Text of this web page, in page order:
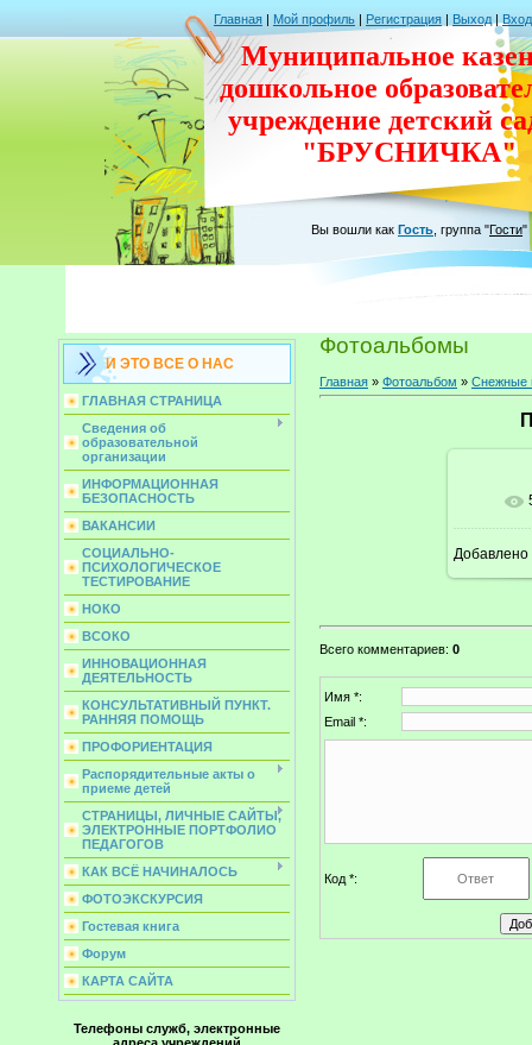
Главная | Мой профиль | Регистрация | Выход | Вход
Муниципальное
дошкольное
учреждение детский
"БРУСНИЧКА"
Вы вошли как Гость группа "Гости"
И ЭТО ВСЕ О НАС
ГЛАВНАЯ СТРАНИЦА
Сведения об
образовательной
организации
ИНФОРМАЦИОННАЯ
БЕЗОПАСНОСТЬ
ВАКАНСИИ
СОЦИАЛЬНО-
ПСИХОЛОГИЧЕСКОЕ
ТЕСТИРОВАНИЕ
НОКО
ВСОКО
ИННОВАЦИОННАЯ
ДЕЯТЕЛЬНОСТЬ
КОНСУЛЬТАТИВНЫЙ ПУНКТ.
РАННЯЯ ПОМОЩЬ
ПРОФОРИЕНТАЦИЯ
Распорядительные акты о
приеме детей
СТРАНИЦЫ, ЛИЧНЫЕ САЙТЫ,
ЭЛЕКТРОННЫЕ ПОРТФОЛИО
ПЕДАГОГОВ
КАК ВСЁ НАЧИНАЛОСЬ
ФОТОЭКСКУРСИЯ
Гостевая книга
Форум
КАРТА САЙТА
Телефоны служб, электронные
Фотоальбомы
Главная » Фотоальбом » Снежные
В
Добавлено
Всего комментариев: 0
Имя *:
Email *:
Код *: